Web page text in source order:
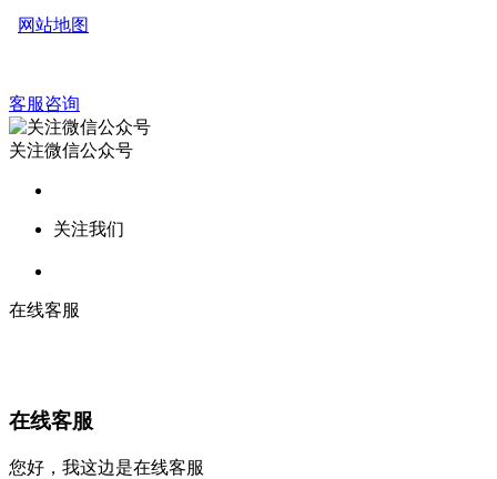
网站地图
客服咨询
关注微信公众号
关注我们
在线客服
在线客服
您好，我这边是在线客服